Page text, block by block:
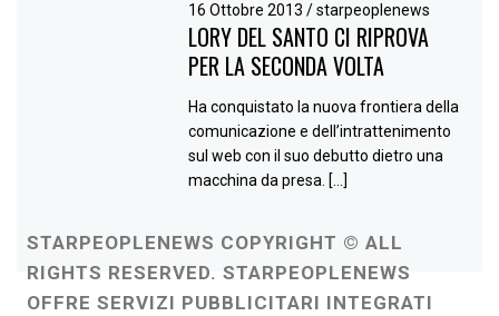
16 Ottobre 2013/ starpeoplenews
LORY DEL SANTO CI RIPROVA
PER LA SECONDA VOLTA
Ha conquistato la nuova frontiera della
comunicazione e dell’intrattenimento
sul web con il suo debutto dietro una
macchina da presa. […]
STARPEOPLENEWS COPYRIGHT © ALL
RIGHTS RESERVED. STARPEOPLENEWS
OFFRE SERVIZI PUBBLICITARI INTEGRATI